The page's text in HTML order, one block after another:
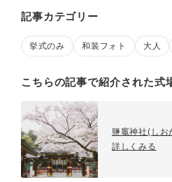
記事カテゴリー
挙式のみ 和装フォト 大人
こちらの記事で紹介された式
鹽竈神社(しお
詳しくみる